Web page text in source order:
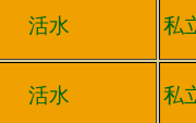
活水 私
活水 私